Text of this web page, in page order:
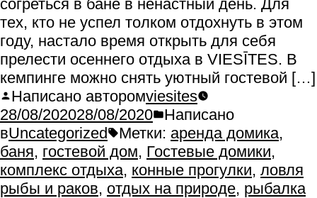
согреться в бане в ненастный день. Для
тех, кто не успел толком отдохнуть в этом
году, настало время открыть для себя
прелести осеннего отдыха в VIESĪTES. В
кемпинге можно снять уютный гостевой […]
Написано авторомviesites
28/08/202028/08/2020
Написано
вUncategorized Метки: аренда домика,
баня, гостевой дом, Гостевые домики,
комплекс отдыха, конные прогулки, ловля
рыбы и раков, отдых на природе, рыбалка